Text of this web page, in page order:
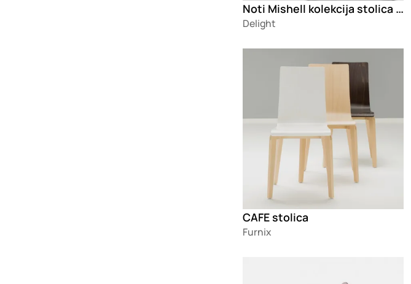
Noti Mishell kolekcija stolica i fotelja
Delight
CAFE stolica
Furnix